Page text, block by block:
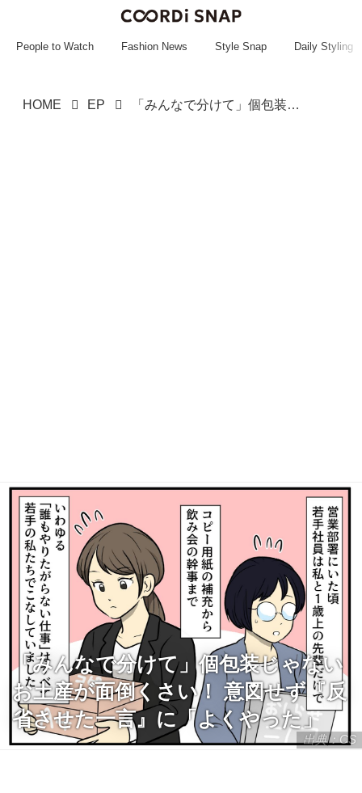
~~~~~~~~~~~
People to Watch Fashion News Style Snap Daily Styling
HOME EP 「みんなで分けて」個包装じゃないお土産が面倒くさい！ 意図せず『反省させた一言』に「よくやった」
出典：CS
「みんなで分けて」個包装じゃない
お土産が面倒くさい！ 意図せず『反
省させた一言』に「よくやった」